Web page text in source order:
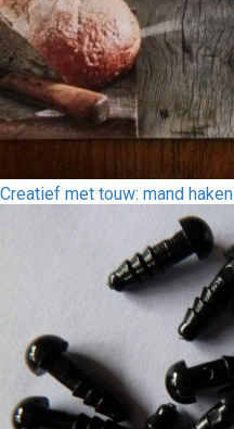
Creatief met touw: mand haken